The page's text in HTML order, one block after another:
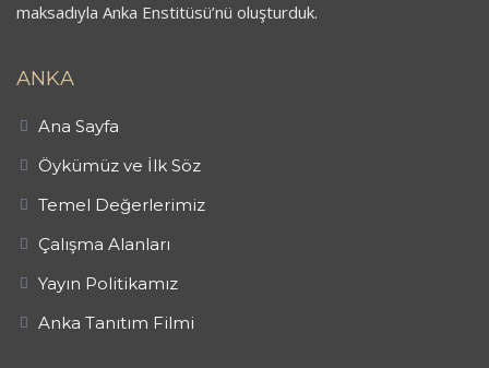
maksadıyla Anka Enstitüsü’nü oluşturduk.
ANKA
Ana Sayfa
Öykümüz ve İlk Söz
Temel Değerlerimiz
Çalışma Alanları
Yayın Politikamız
Anka Tanıtım Filmi